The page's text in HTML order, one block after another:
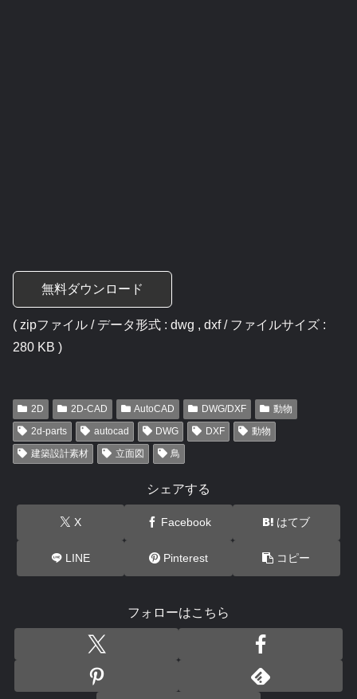
無料ダウンロード
( zipファイル / データ形式 : dwg , dxf / ファイルサイズ :
280 KB )
2D 2D-CAD AutoCAD DWG/DXF
動物
2d-parts
autocad DWG DXF
動物
建築設計素材
立面図 鳥
シェアする
X Facebook はてブ
LINE Pinterest コピー
フォローはこちら